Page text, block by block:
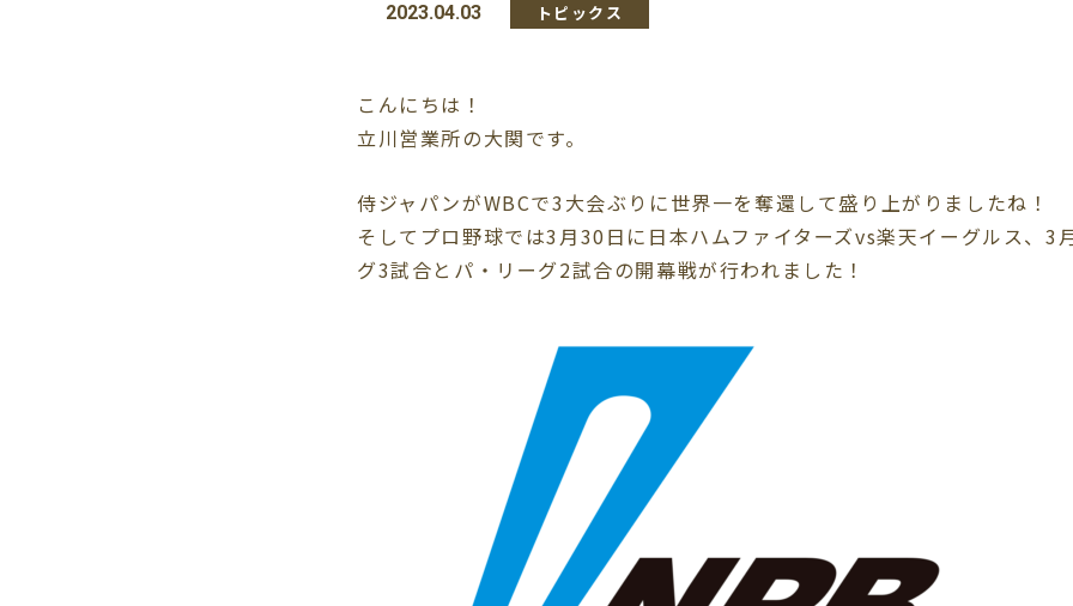
2023.04.03 トピックス
こんにちは！
立川営業所の大関です。
侍ジャパンがWBCで3大会ぶりに世界一を奪還して盛り上がりましたね！
そしてプロ野球では3月30日に日本ハムファイターズvs楽天イーグルス、3
グ3試合とパ・リーグ2試合の開幕戦が行われました！